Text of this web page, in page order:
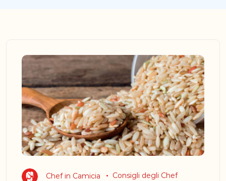
Chef in Camicia Consigli degli Chef